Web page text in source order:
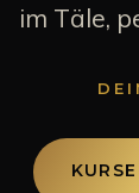
im Täle,